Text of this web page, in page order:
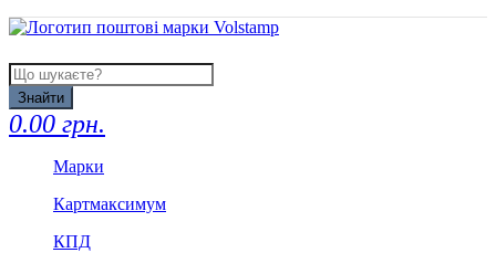
Знайти
0.00 грн.
Марки
Картмаксимум
КПД